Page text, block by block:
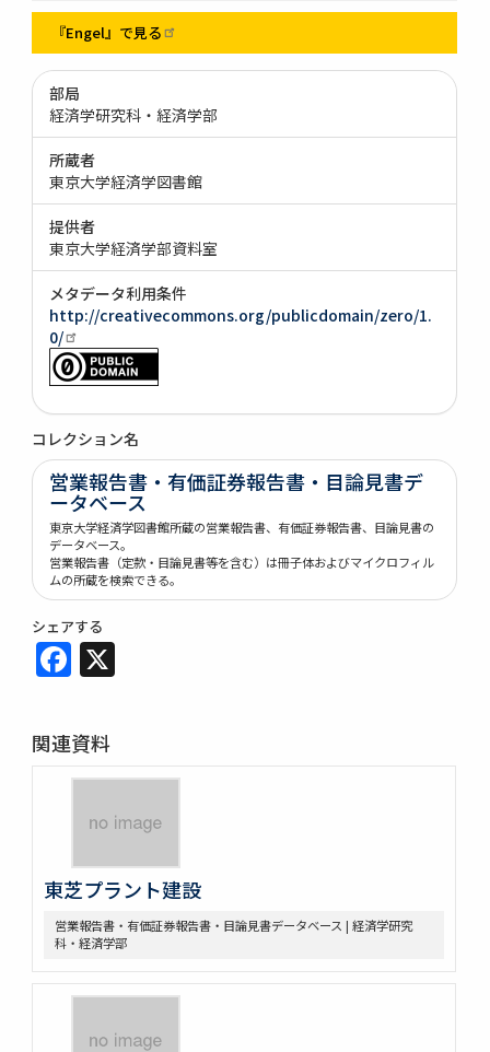
『Engel』で見る
部局
経済学研究科・経済学部
所蔵者
東京大学経済学図書館
提供者
東京大学経済学部資料室
メタデータ利用条件
http://creativecommons.org/publicdomain/zero/1.
0/
コレクション名
営業報告書・有価証券報告書・目論見書デ
ータベース
東京大学経済学図書館所蔵の営業報告書、有価証券報告書、目論見書の
データベース。
営業報告書（定款・目論見書等を含む）は冊子体およびマイクロフィル
ムの所蔵を検索できる。
シェアする
Facebook
関連資料
東芝プラント建設
営業報告書・有価証券報告書・目論見書データベース | 経済学研究
科・経済学部